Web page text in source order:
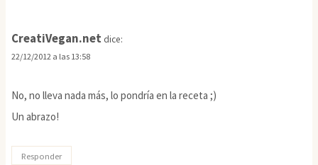
CreatiVegan.net dice:
22/12/2012 a las 13:58
No, no lleva nada más, lo pondría en la receta ;)
Un abrazo!
Responder